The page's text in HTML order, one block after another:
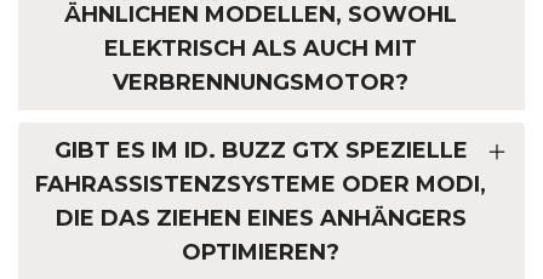
ÄHNLICHEN MODELLEN, SOWOHL
ELEKTRISCH ALS AUCH MIT
VERBRENNUNGSMOTOR?
GIBT ES IM ID. BUZZ GTX SPEZIELLE
FAHRASSISTENZSYSTEME ODER MODI,
DIE DAS ZIEHEN EINES ANHÄNGERS
OPTIMIEREN?